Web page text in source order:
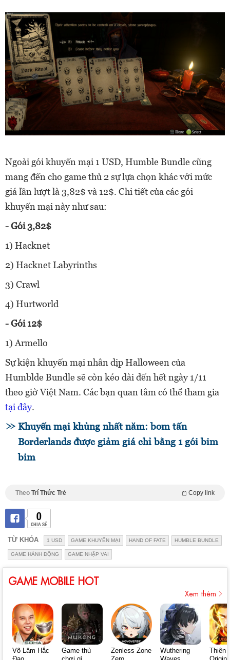
Ngoài gói khuyến mại 1 USD, Humble Bundle cũng
mang đến cho game thủ 2 sự lựa chọn khác với mức
giá lần lượt là 3,82$ và 12$. Chi tiết của các gói
khuyến mại này như sau:
- Gói 3,82$
1) Hacknet
2) Hacknet Labyrinths
3) Crawl
4) Hurtworld
- Gói 12$
1) Armello
Sự kiện khuyến mại nhân dịp Halloween của
Humblde Bundle sẽ còn kéo dài đến hết ngày 1/11
theo giờ Việt Nam. Các bạn quan tâm có thể tham gia
tại đây.
Khuyến mại khủng nhất năm: bom tấn
Borderlands được giảm giá chỉ bằng 1 gói bim
bim
Theo Trí Thức Trẻ Copy link
0
CHIA SẺ
TỪ KHÓA 1 USD GAME KHUYẾN MẠI HAND OF FATE HUMBLE BUNDLE
GAME HÀNH ĐỘNG GAME NHẬP VAI
GAME MOBILE HOT
Xem thêm
Võ Lâm Hắc
Game thủ
Zenless Zone
Wuthering
Thiên